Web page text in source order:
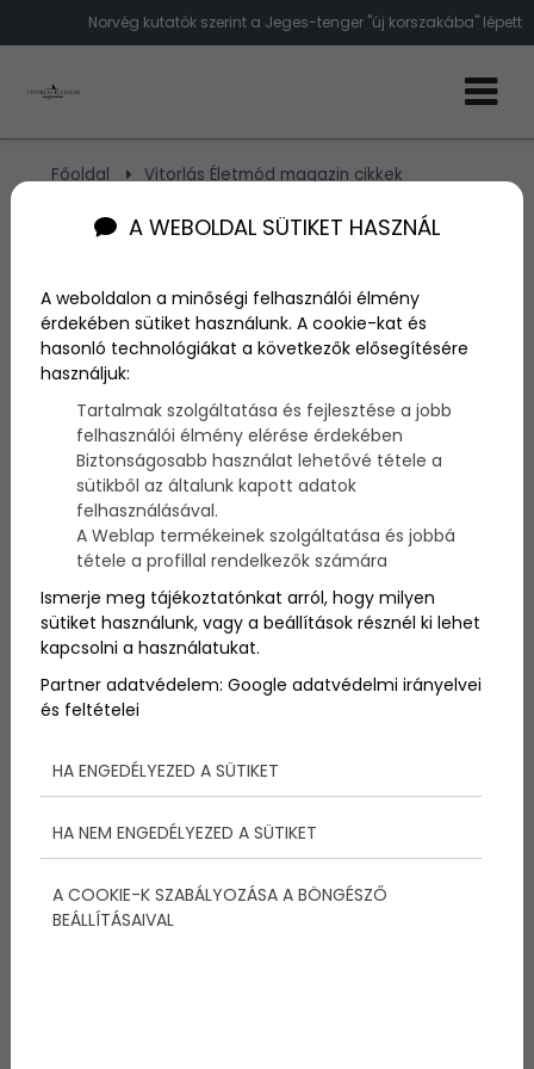
Norvég kutatók szerint a Jeges-tenger "új korszakába" lépett
Főoldal
Vitorlás Életmód magazin cikkek
kutatók szerint
"Új korszakába" lépett a
Jeges-tenger norvég
kutatók szerint
Szerző:admin
2015. május 6.
Aklímaváltozásokozta mélyreható változások
miatt "új korszakába" lépett aJeges -tenger
norvégszakemberek.
További bejegyzések
A WEBOLDAL SÜTIKET HASZNÁL
A weboldalon a minőségi felhasználói élmény
érdekében sütiket használunk. A cookie-kat és
hasonló technológiákat a következők elősegítésére
használjuk:
Tartalmak szolgáltatása és fejlesztése a jobb
felhasználói élmény elérése érdekében
Biztonságosabb használat lehetővé tétele a
sütikből az általunk kapott adatok
felhasználásával.
A Weblap termékeinek szolgáltatása és jobbá
tétele a profillal rendelkezők számára
Ismerje meg tájékoztatónkat arról, hogy milyen
sütiket használunk, vagy a beállítások résznél ki lehet
kapcsolni a használatukat.
Partner adatvédelem: Google adatvédelmi irányelvei
és feltételei
HA ENGEDÉLYEZED A SÜTIKET
HA NEM ENGEDÉLYEZED A SÜTIKET
A COOKIE-K SZABÁLYOZÁSA A BÖNGÉSZŐ
BEÁLLÍTÁSAIVAL